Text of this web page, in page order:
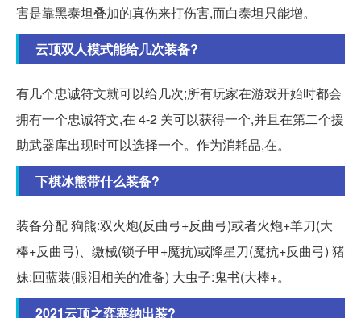
害是靠黑泰坦叠加的真伤来打伤害,而白泰坦只能增。
云顶双人模式能给几次装备?
有几个忠诚符文就可以给几次;所有玩家在游戏开始时都会
拥有一个忠诚符文,在 4-2 关可以获得一个,并且在第二个援
助武器库出现时可以选择一个。作为消耗品,在。
下棋冰熊带什么装备?
装备分配 狗熊:双火炮(反曲弓+反曲弓)或者火炮+羊刀(大
棒+反曲弓)、缴械(锁子甲+魔抗)或降星刀(魔抗+反曲弓) 猪
妹:回蓝装(眼泪相关的准备) 大虫子:鬼书(大棒+。
2021云顶之弈塞纳出装?